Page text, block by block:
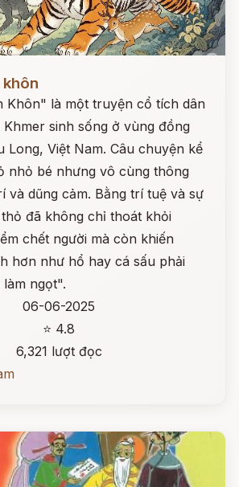
Khôn" là một truyện cổ tích dân
Khmer sinh sống ở vùng đồng
Long, Việt Nam. Câu chuyện kể
nhỏ bé nhưng vô cùng thông
và dũng cảm. Bằng trí tuệ và sự
đã không chỉ thoát khỏi
chết người mà còn khiến
hơn như hổ hay cá sấu phải
ngọt".
06-06-2025
⭐ 4.8
6,321 lượt đọc